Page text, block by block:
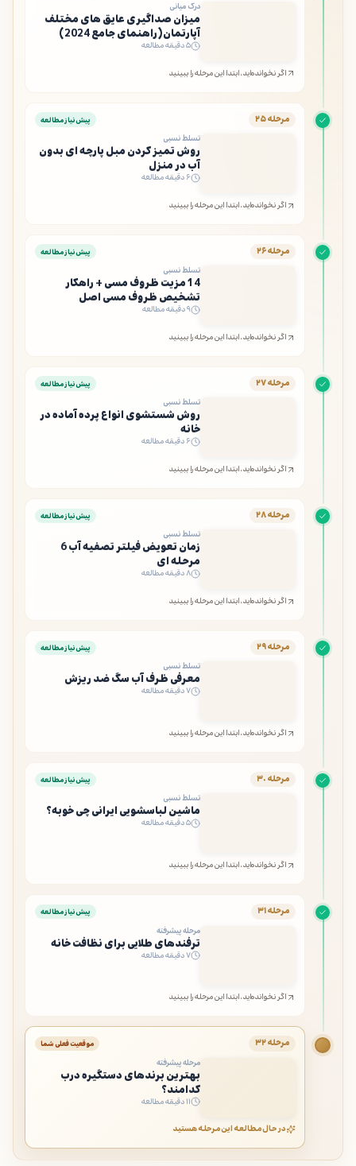
درک میانی
میزان صداگیری عایق های مختلف
آپارتمان(راهنمای جامع 2024)
۵ دقیقه مطالعه
اگر نخوانده‌اید، ابتدا این مرحله را ببینید
مرحله ۲۵ پیش‌نیاز مطالعه
تسلط نسبی
روش تمیز کردن مبل پارچه ای بدون
آب در منزل
۶ دقیقه مطالعه
اگر نخوانده‌اید، ابتدا این مرحله را ببینید
مرحله ۲۶ پیش‌نیاز مطالعه
تسلط نسبی
14 مزیت ظروف مسی + راهکار
تشخیص ظروف مسی اصل
۹ دقیقه مطالعه
اگر نخوانده‌اید، ابتدا این مرحله را ببینید
مرحله ۲۷ پیش‌نیاز مطالعه
تسلط نسبی
روش شستشوی انواع پرده آماده در
خانه
۶ دقیقه مطالعه
اگر نخوانده‌اید، ابتدا این مرحله را ببینید
مرحله ۲۸ پیش‌نیاز مطالعه
تسلط نسبی
زمان تعویض فیلتر تصفیه آب 6
مرحله ای
۸ دقیقه مطالعه
اگر نخوانده‌اید، ابتدا این مرحله را ببینید
مرحله ۲۹ پیش‌نیاز مطالعه
تسلط نسبی
معرفی ظرف آب سگ ضد ریزش
۷ دقیقه مطالعه
اگر نخوانده‌اید، ابتدا این مرحله را ببینید
مرحله ۳۰ پیش‌نیاز مطالعه
تسلط نسبی
ماشین لباسشویی ایرانی چی خوبه؟
۵ دقیقه مطالعه
اگر نخوانده‌اید، ابتدا این مرحله را ببینید
مرحله ۳۱ پیش‌نیاز مطالعه
مرحله پیشرفته
ترفندهای طلایی برای نظافت خانه
۷ دقیقه مطالعه
اگر نخوانده‌اید، ابتدا این مرحله را ببینید
مرحله ۳۲ موقعیت فعلی شما
مرحله پیشرفته
بهترین برندهای دستگیره درب
کدامند؟
۱۱ دقیقه مطالعه
در حال مطالعه این مرحله هستید